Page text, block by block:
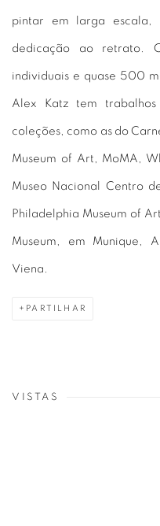
pintar em larga escala,
dedicação ao retrato.
individuais e quase 500
Alex Katz tem
coleções, como as do
Museum of Art, MoMA,
Museo Nacional Centro
Philadelphia Museum of
Museum, em Munique,
Viena.
PARTILHAR
VISTAS